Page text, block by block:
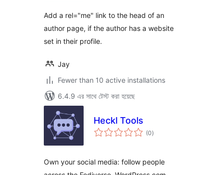
Add a rel="me" link to the head of an
author page, if the author has a website
set in their profile.
Jay
Fewer than 10 active installations
6.4.9 এর সাথে টেস্ট করা হয়েছে
Heckl Tools
(0total
ratings
)
Own your social media: follow people